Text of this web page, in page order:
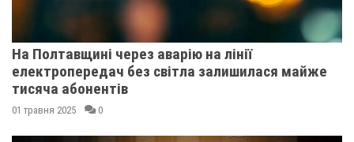
На Полтавщині через аварію на лінії
електропередач без світла залишилася майже
тисяча абонентів
01 травня 2025 0